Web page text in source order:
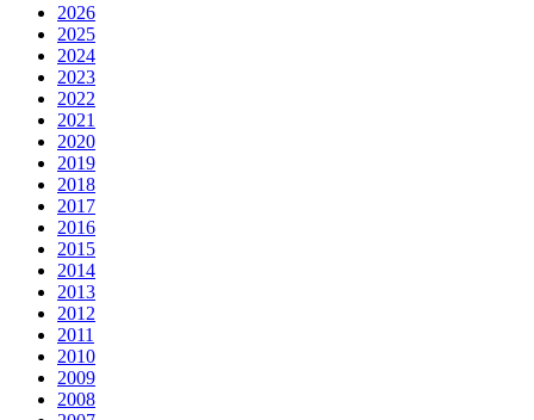
2026
2025
2024
2023
2022
2021
2020
2019
2018
2017
2016
2015
2014
2013
2012
2011
2010
2009
2008